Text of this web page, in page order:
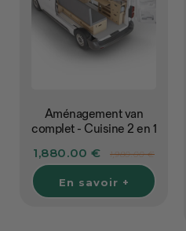
Aménagement van
complet - Cuisine 2 en 1
L1
1,880.00 € 1,980.00 €
En savoir +